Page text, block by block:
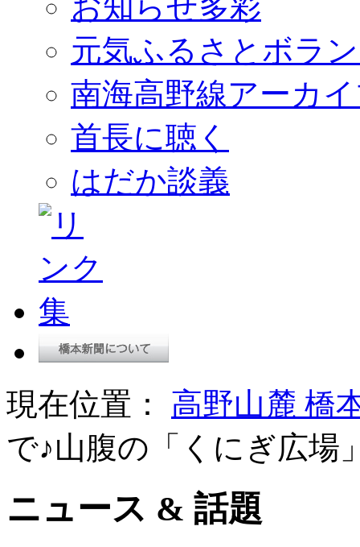
元気ふるさとボラ
南海高野線アーカ
首長に聴く
はだか談義
現在位置： 高野山麓 橋
で♪山腹の「くにぎ広場
ニュース & 話題